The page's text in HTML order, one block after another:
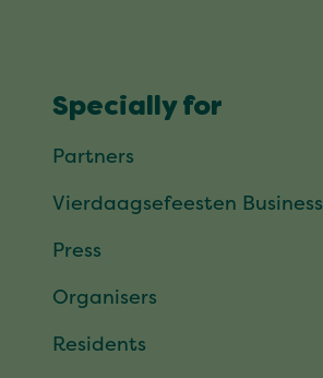
Specially for
Partners
Vierdaagsefeesten Business
Press
Organisers
Residents